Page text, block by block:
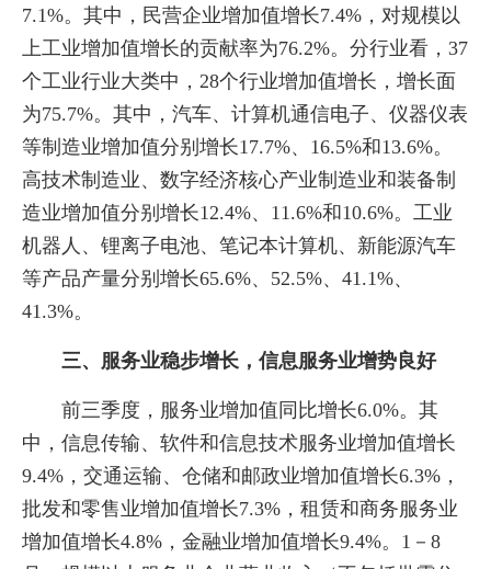
7.1%。其中，民营企业增加值增长7.4%，对规模以
上工业增加值增长的贡献率为76.2%。分行业看，37
个工业行业大类中，28个行业增加值增长，增长面
为75.7%。其中，汽车、计算机通信电子、仪器仪表
等制造业增加值分别增长17.7%、16.5%和13.6%。
高技术制造业、数字经济核心产业制造业和装备制
造业增加值分别增长12.4%、11.6%和10.6%。工业
机器人、锂离子电池、笔记本计算机、新能源汽车
等产品产量分别增长65.6%、52.5%、41.1%、
41.3%。
三、服务业稳步增长，信息服务业增势良好
前三季度，服务业增加值同比增长6.0%。其
中，信息传输、软件和信息技术服务业增加值增长
9.4%，交通运输、仓储和邮政业增加值增长6.3%，
批发和零售业增加值增长7.3%，租赁和商务服务业
增加值增长4.8%，金融业增加值增长9.4%。1－8